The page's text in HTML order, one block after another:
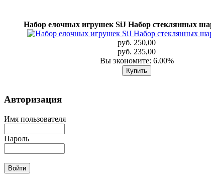
Набор елочных игрушек SiJ Набор стеклянных
руб. 250,00
руб. 235,00
Вы экономите: 6.00%
Авторизация
Имя пользователя
Пароль